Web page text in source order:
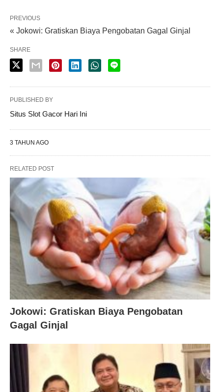
PREVIOUS
« Jokowi: Gratiskan Biaya Pengobatan Gagal Ginjal
SHARE
PUBLISHED BY
Situs Slot Gacor Hari Ini
3 TAHUN AGO
RELATED POST
Jokowi: Gratiskan Biaya Pengobatan
Gagal Ginjal